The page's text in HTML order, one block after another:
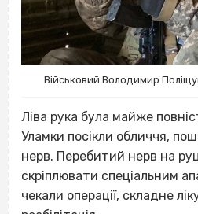
Військовий Володимир
Ліва рука була майже
Уламки посікли обличчя,
нерв. Перебитий нерв на
скріплювати спеціальним
чекали операції, складне